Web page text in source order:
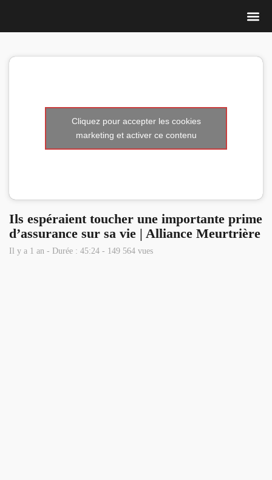
Cliquez pour accepter les cookies
marketing et activer ce contenu
Ils espéraient toucher une importante prime
d’assurance sur sa vie | Alliance Meurtrière
Il y a 1 an - Durée : 45:24 - 149 564 vues